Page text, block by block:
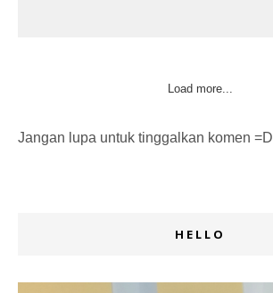
Load more...
Jangan lupa untuk tinggalkan komen =D
HELLO